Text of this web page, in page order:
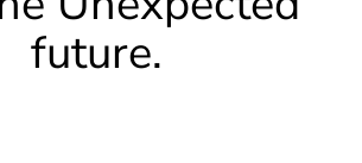
future.